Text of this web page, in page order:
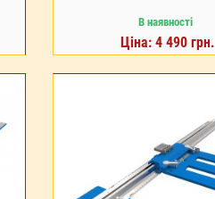
В наявності
Ціна: 4 490 грн.